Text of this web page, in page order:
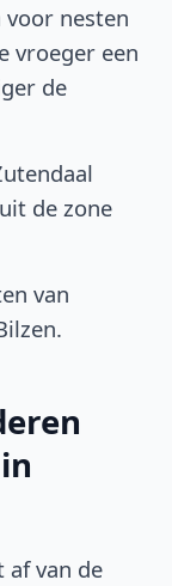
nesten
vroeger een
de
de zone
van
af van de